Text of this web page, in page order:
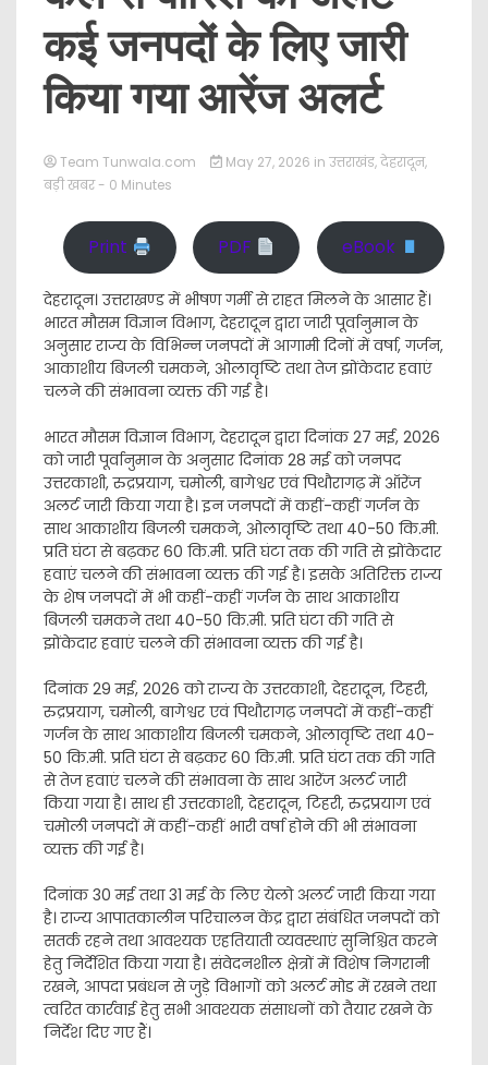
कई जनपदों के लिए जारी
किया गया आरेंज अलर्ट
Team Tunwala.com May 27, 2026 in उत्तराखंड,देहरादून,
बड़ी खबर - 0 Minutes
Print PDF eBook
देहरादून। उत्तराखण्ड में भीषण गर्मी से राहत मिलने के आसार हैं।
भारत मौसम विज्ञान विभाग, देहरादून द्वारा जारी पूर्वानुमान के
अनुसार राज्य के विभिन्न जनपदों में आगामी दिनों में वर्षा, गर्जन,
आकाशीय बिजली चमकने, ओलावृष्टि तथा तेज झोंकेदार हवाएं
चलने की संभावना व्यक्त की गई है।
भारत मौसम विज्ञान विभाग, देहरादून द्वारा दिनांक 27 मई, 2026
को जारी पूर्वानुमान के अनुसार दिनांक 28 मई को जनपद
उत्तरकाशी, रुद्रप्रयाग, चमोली, बागेश्वर एवं पिथौरागढ़ में ऑरेंज
अलर्ट जारी किया गया है। इन जनपदों में कहीं-कहीं गर्जन के
साथ आकाशीय बिजली चमकने, ओलावृष्टि तथा 40-50 कि.मी.
प्रति घंटा से बढ़कर 60 कि.मी. प्रति घंटा तक की गति से झोंकेदार
हवाएं चलने की संभावना व्यक्त की गई है। इसके अतिरिक्त राज्य
के शेष जनपदों में भी कहीं-कहीं गर्जन के साथ आकाशीय
बिजली चमकने तथा 40-50 कि.मी. प्रति घंटा की गति से
झोंकेदार हवाएं चलने की संभावना व्यक्त की गई है।
दिनांक 29 मई, 2026 को राज्य के उत्तरकाशी, देहरादून, टिहरी,
रुद्रप्रयाग, चमोली, बागेश्वर एवं पिथौरागढ़ जनपदों में कहीं-कहीं
गर्जन के साथ आकाशीय बिजली चमकने, ओलावृष्टि तथा 40-
50 कि.मी. प्रति घंटा से बढ़कर 60 कि.मी. प्रति घंटा तक की गति
से तेज हवाएं चलने की संभावना के साथ आरेंज अलर्ट जारी
किया गया है। साथ ही उत्तरकाशी, देहरादून, टिहरी, रुद्रप्रयाग एवं
चमोली जनपदों में कहीं-कहीं भारी वर्षा होने की भी संभावना
व्यक्त की गई है।
दिनांक 30 मई तथा 31 मई के लिए येलो अलर्ट जारी किया गया
है। राज्य आपातकालीन परिचालन केंद्र द्वारा संबंधित जनपदों को
सतर्क रहने तथा आवश्यक एहतियाती व्यवस्थाएं सुनिश्चित करने
हेतु निर्देशित किया गया है। संवेदनशील क्षेत्रों में विशेष निगरानी
रखने, आपदा प्रबंधन से जुड़े विभागों को अलर्ट मोड में रखने तथा
त्वरित कार्रवाई हेतु सभी आवश्यक संसाधनों को तैयार रखने के
निर्देश दिए गए हैं।